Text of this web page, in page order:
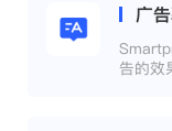
广
告的效